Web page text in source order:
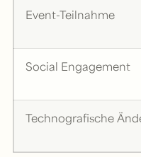
Event-Teilnahme
Social Engagement
Technografische